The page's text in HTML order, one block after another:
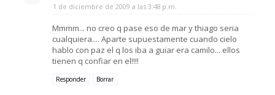
1 de diciembre de 2009 a las 3:48 p.m.
Mmmm... no creo q pase eso de mar y thiago seria
cualquiera.... Aparte supuestamente cuando cielo
hablo con paz el q los iba a guiar era camilo... ellos
tienen q confiar en el!!!!
Responder Borrar